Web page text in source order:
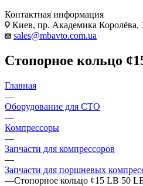
Контактная информация
Киев, пр. Академика Королёва,
sales@mbavto.com.ua
Стопорное кольцо
Главная
—
Оборудование для СТО
—
Компрессоры
—
Запчасти для компрессоров
—
Запчасти для поршневых
—Стопорное кольцо ¢15 LB 50